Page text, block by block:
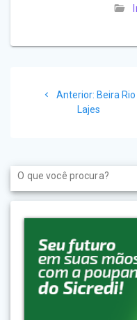
Anterior: Post
anterior:
Beira Rio
Lajes
Search
for: